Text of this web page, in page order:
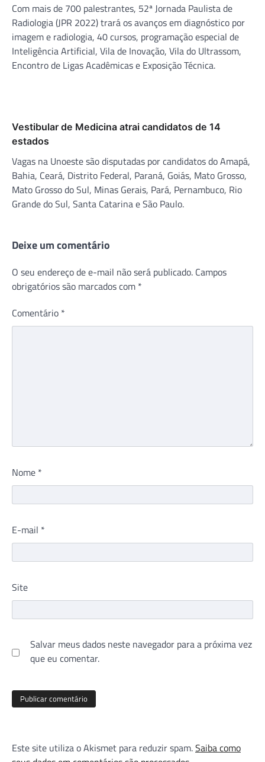
Com mais de 700 palestrantes, 52ª Jornada Paulista de
Radiologia (JPR 2022) trará os avanços em diagnóstico por
imagem e radiologia, 40 cursos, programação especial de
Inteligência Artificial, Vila de Inovação, Vila do Ultrassom,
Encontro de Ligas Acadêmicas e Exposição Técnica.
Vestibular de Medicina atrai candidatos de 14
estados
Vagas na Unoeste são disputadas por candidatos do Amapá,
Bahia, Ceará, Distrito Federal, Paraná, Goiás, Mato Grosso,
Mato Grosso do Sul, Minas Gerais, Pará, Pernambuco, Rio
Grande do Sul, Santa Catarina e São Paulo.
Deixe um comentário
O seu endereço de e-mail não será publicado. Campos
obrigatórios são marcados com *
Comentário *
Nome *
E-mail *
Site
Salvar meus dados neste navegador para a próxima vez
que eu comentar.
Este site utiliza o Akismet para reduzir spam.Saiba como